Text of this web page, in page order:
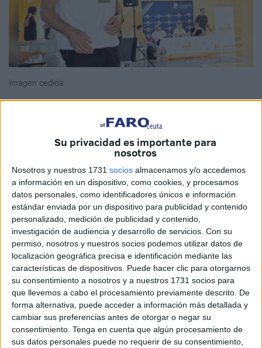
Su privacidad es importante para
nosotros
Nosotros y nuestros 1731 socios almacenamos y/o accedemos
a información en un dispositivo, como cookies, y procesamos
datos personales, como identificadores únicos e información
estándar enviada por un dispositivo para publicidad y contenido
personalizado, medición de publicidad y contenido,
investigación de audiencia y desarrollo de servicios. Con su
permiso, nosotros y nuestros socios podemos utilizar datos de
localización geográfica precisa e identificación mediante las
características de dispositivos. Puede hacer clic para otorgarnos
su consentimiento a nosotros y a nuestros 1731 socios para
que llevemos a cabo el procesamiento previamente descrito. De
forma alternativa, puede acceder a información más detallada y
cambiar sus preferencias antes de otorgar o negar su
consentimiento. Tenga en cuenta que algún procesamiento de
sus datos personales puede no requerir de su consentimiento,
Imagen cedida
Club Baloncesto Fenix Ceuta ya tiene entrenador para
la temporada 2024-2025:Alberto García
El técnico, tras su etapaen la temporada anterior en el
Ceuta Base Basket, se embarca en una nueva aventura
como entrenador de este equipo de categoría senior que
participará en la liga gaditana.
Ha sido una “operación difícil”, dicen desde el club ya que
García tenía pensado estar un año sin entrenar y dedicarse
a la familia pero desde el Baloncesto Fenix “lo hemos
convencido y entrenará al equipo este año”. No ha sido
fácil ya que no hay mucha disponibilidad deentrenadores
en Ceuta que tengan el nivel: “Alberto es como mi
hermano, es un gran entrenador y agradezco que se